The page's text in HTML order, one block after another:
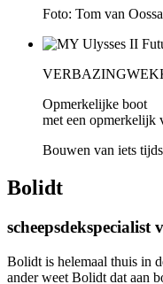
Foto: Tom van
Opmerkelijke boot
met een opmerkelijk
Bouwen van iets
Bolidt
Bolidt is helemaal thuis in
ander weet Bolidt dat aan